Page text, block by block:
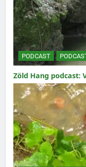
PODCAST
Zöld Hang podcast: